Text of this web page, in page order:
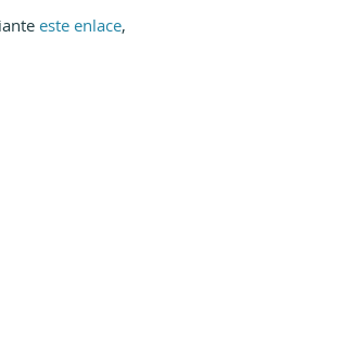
este enlace,